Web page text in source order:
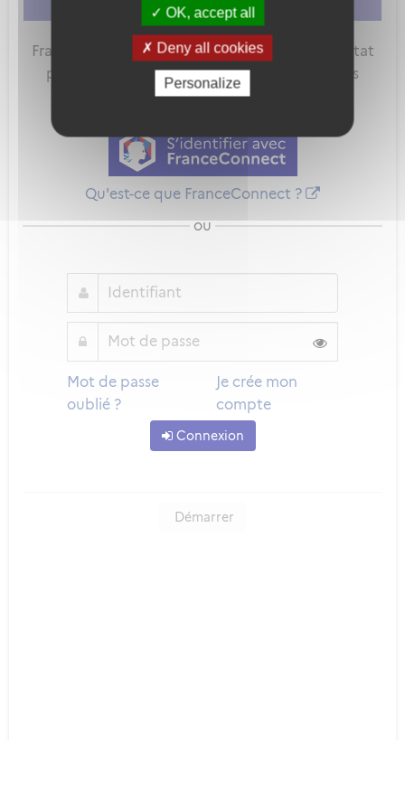
OK, accept all
Deny all cookies
Personalize
FranceConnect est la solution proposée par l'Etat
pour sécuriser et simplifier la connexion à vos
services en ligne.
Qu'est-ce que FranceConnect ?
ou
Mot de passe
oublié ?
Je crée mon
compte
Connexion
Démarrer